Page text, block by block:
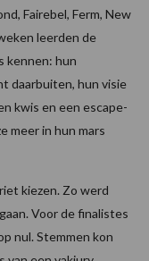
Fairebel, Ferm, New
leerden de
kennen: hun
daarbuiten, hun visie
kwis en een escape-
meer in hun mars
kiezen. Zo werd
Voor de finalistes
nul. Stemmen kon